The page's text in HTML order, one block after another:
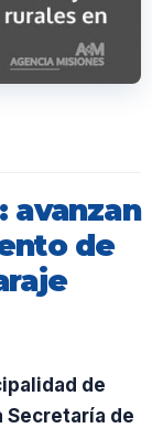
avanzan
de
de
Secretaría de